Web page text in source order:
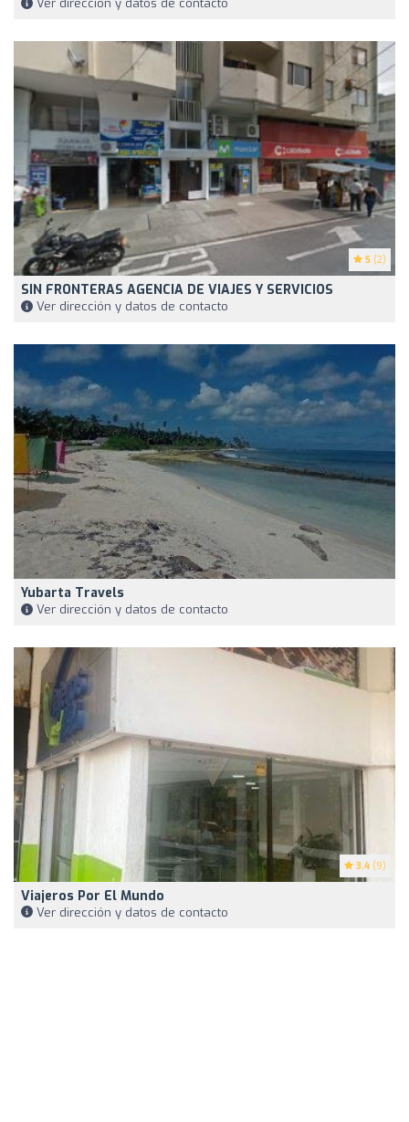
Ver dirección y datos de contacto
5 (2)
SIN FRONTERAS AGENCIA DE VIAJES Y SERVICIOS
Ver dirección y datos de contacto
Yubarta Travels
Ver dirección y datos de contacto
3.4 (9)
Viajeros Por El Mundo
Ver dirección y datos de contacto